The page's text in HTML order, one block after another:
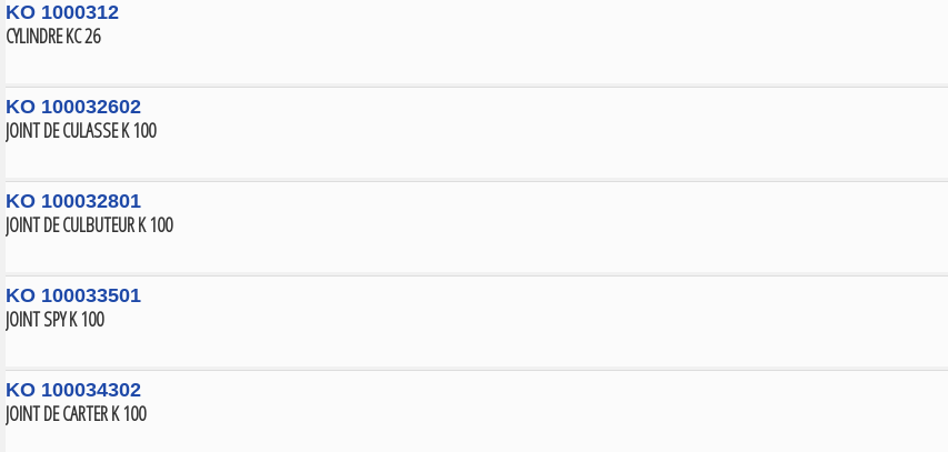
KO 1000312
CYLINDRE KC 26
KO 100032602
JOINT DE CULASSE K 100
KO 100032801
JOINT DE CULBUTEUR K 100
KO 100033501
JOINT SPY K 100
KO 100034302
JOINT DE CARTER K 100